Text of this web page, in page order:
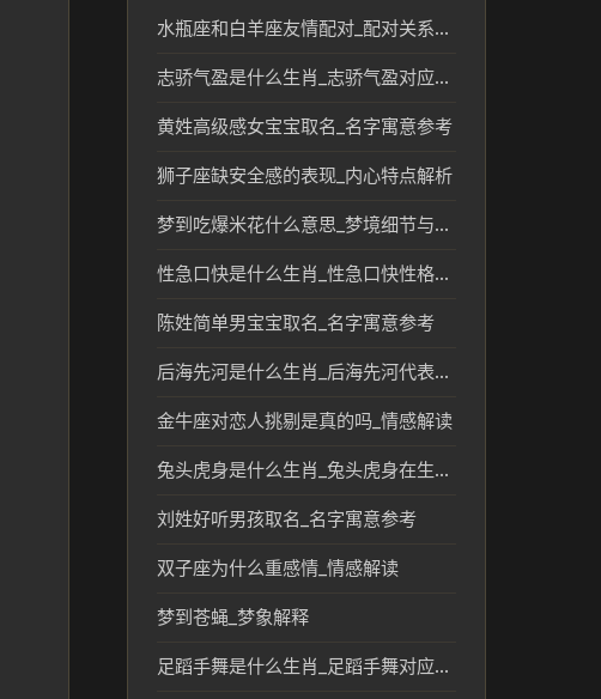
水瓶座和白羊座友情配对_配对关系解读
志骄气盈是什么生肖_志骄气盈对应生肖文化解读
黄姓高级感女宝宝取名_名字寓意参考
狮子座缺安全感的表现_内心特点解析
梦到吃爆米花什么意思_梦境细节与生活参考
性急口快是什么生肖_性急口快性格对应的生肖文化解读
陈姓简单男宝宝取名_名字寓意参考
后海先河是什么生肖_后海先河代表的生肖及文化解读
金牛座对恋人挑剔是真的吗_情感解读
兔头虎身是什么生肖_兔头虎身在生肖中的象征意义解析
刘姓好听男孩取名_名字寓意参考
双子座为什么重感情_情感解读
梦到苍蝇_梦象解释
足蹈手舞是什么生肖_足蹈手舞对应生肖及文化含义解析